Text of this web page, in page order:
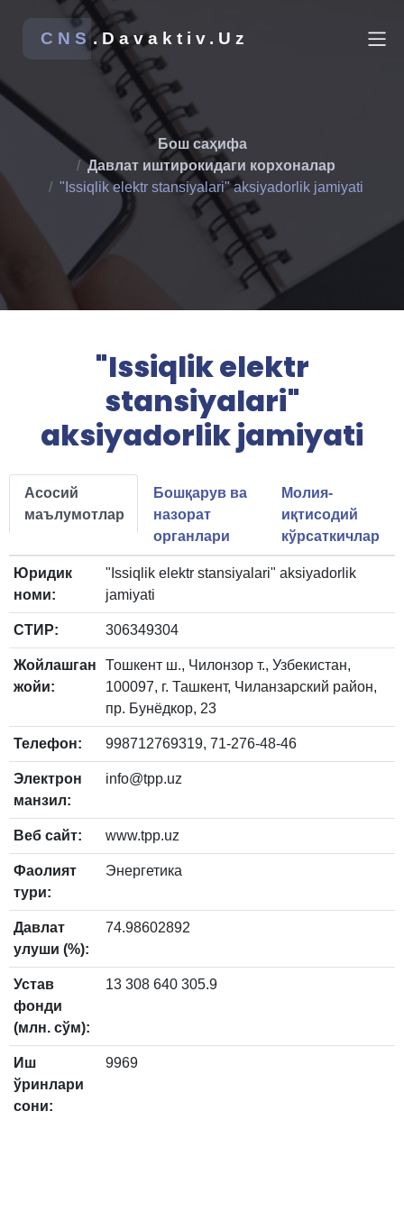
CNS .Davaktiv.Uz
Бош саҳифа
Давлат иштирокидаги корхоналар
"Issiqlik elektr stansiyalari" aksiyadorlik jamiyati
"Issiqlik elektr
stansiyalari"
aksiyadorlik jamiyati
Асосий
маълумотлар
Бошқарув ва
назорат
органлари
Молия-
иқтисодий
кўрсаткичлар
Юридик
номи:
"Issiqlik elektr stansiyalari" aksiyadorlik
jamiyati
СТИР: 306349304
Жойлашган
жойи:
Тошкент ш., Чилонзор т., Узбекистан,
100097, г. Ташкент, Чиланзарский район,
пр. Бунёдкор, 23
Телефон: 998712769319, 71-276-48-46
Электрон
манзил:
info@tpp.uz
Веб сайт: www.tpp.uz
Фаолият
тури:
Энергетика
Давлат
улуши (%):
74.98602892
Устав
фонди
(млн. сўм):
13 308 640 305.9
Иш
ўринлари
сони:
9969